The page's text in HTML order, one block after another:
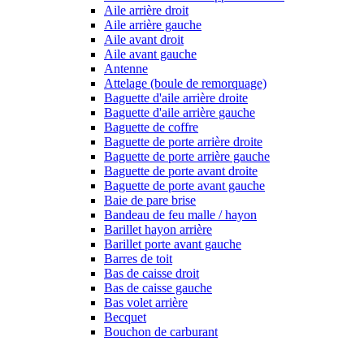
Aile arrière droit
Aile arrière gauche
Aile avant droit
Aile avant gauche
Antenne
Attelage (boule de remorquage)
Baguette d'aile arrière droite
Baguette d'aile arrière gauche
Baguette de coffre
Baguette de porte arrière droite
Baguette de porte arrière gauche
Baguette de porte avant droite
Baguette de porte avant gauche
Baie de pare brise
Bandeau de feu malle / hayon
Barillet hayon arrière
Barillet porte avant gauche
Barres de toit
Bas de caisse droit
Bas de caisse gauche
Bas volet arrière
Becquet
Bouchon de carburant